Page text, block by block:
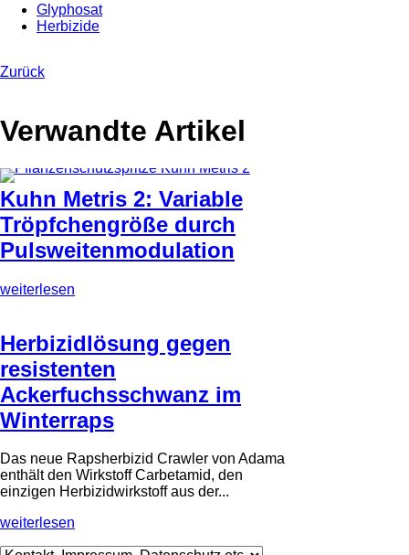
Glyphosat
Herbizide
Zurück
Verwandte Artikel
Kuhn Metris 2: Variable
Tröpfchengröße durch
Pulsweitenmodulation
weiterlesen
Herbizidlösung gegen
resistenten
Ackerfuchsschwanz im
Winterraps
Das neue Rapsherbizid Crawler von Adama
enthält den Wirkstoff Carbetamid, den
einzigen Herbizidwirkstoff aus der...
weiterlesen